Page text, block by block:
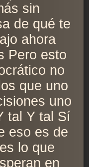
sin
de qué te
ahora
Pero esto
no
que uno
uno
tal Y tal Sí
eso es de
lo que
en